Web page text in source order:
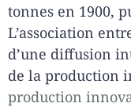
tonnes en 1900,
L’association
d’une diffusion
de la production
production